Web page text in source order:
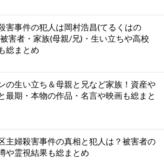
害事件の犯人は岡村浩昌(てるくはの
害者・家族(母親/兄)・生い立ちや高校
総まとめ
の生い立ち＆母親と兄など家族！資産や
最期・本物の作品・名言や映画も総まと
主婦殺害事件の真相と犯人は？被害者の
や霊視結果も総まとめ